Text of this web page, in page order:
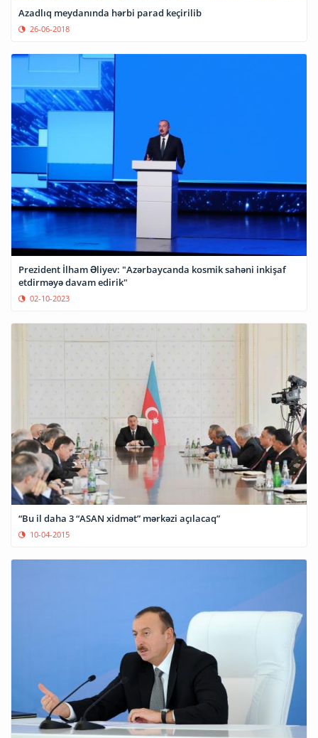
Azadlıq meydanında hərbi parad keçirilib
26-06-2018
Prezident İlham Əliyev: "Azərbaycanda kosmik sahəni inkişaf
etdirməyə davam edirik"
02-10-2023
“Bu il daha 3 “ASAN xidmət” mərkəzi açılacaq”
10-04-2015